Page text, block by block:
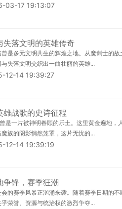
03-17 19:13:07
失落文明的英雄传奇
是多元文明共生的辉煌之地。从魔剑士的
失落文明交织出一曲壮丽的英雄...
12-14 19:39:27
雄战歌的史诗征程
是一片被神明眷顾的乐土。这里黄金遍地，
族的阴影悄然笼罩，这片无忧的...
12-14 19:39:19
争锋，赛季狂潮
的赛季风暴正汹涌来袭。随着赛季日期的
荣誉、资源与统治权的激烈争夺...